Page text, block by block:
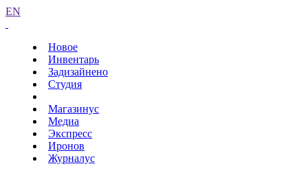
EN
Новое
Инвентарь
Задизайнено
Студия
Магазинус
Медиа
Экспресс
Иронов
Журналус